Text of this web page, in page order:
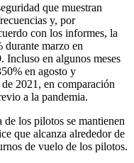
que muestran
y, por
con los informes, la
durante marzo en
Incluso en algunos meses
en agosto y
2021, en comparación
a la pandemia.
los pilotos se mantienen
que alcanza alrededor de
de vuelo de los pilotos.